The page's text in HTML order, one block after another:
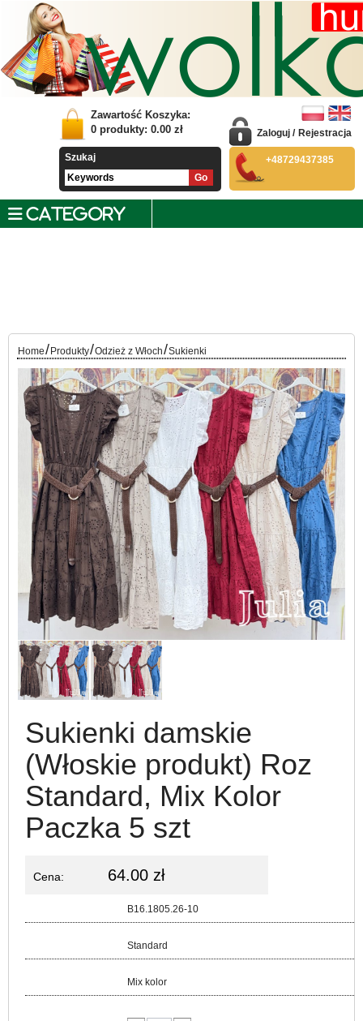
Zawartość Koszyka:
0 produkty: 0.00 zł
Szukaj
Zaloguj / Rejestracja
+48729437385
CATEGORY
Home/ Produkty/Odzież z Włoch/Sukienki
Sukienki damskie
(Włoskie produkt) Roz
Standard, Mix Kolor
Paczka 5 szt
Cena: 64.00 zł
B16.1805.26-10
Standard
Mix kolor